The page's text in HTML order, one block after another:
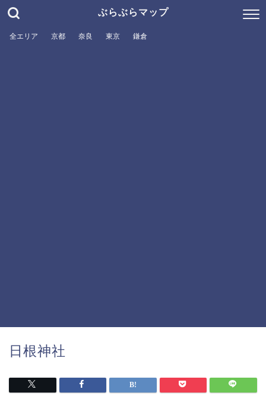
ぶらぶらマップ
全エリア 京都 奈良 東京 鎌倉
日根神社